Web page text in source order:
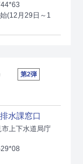
(12月29日～1
第2弾
水課窓口
上下水道局庁